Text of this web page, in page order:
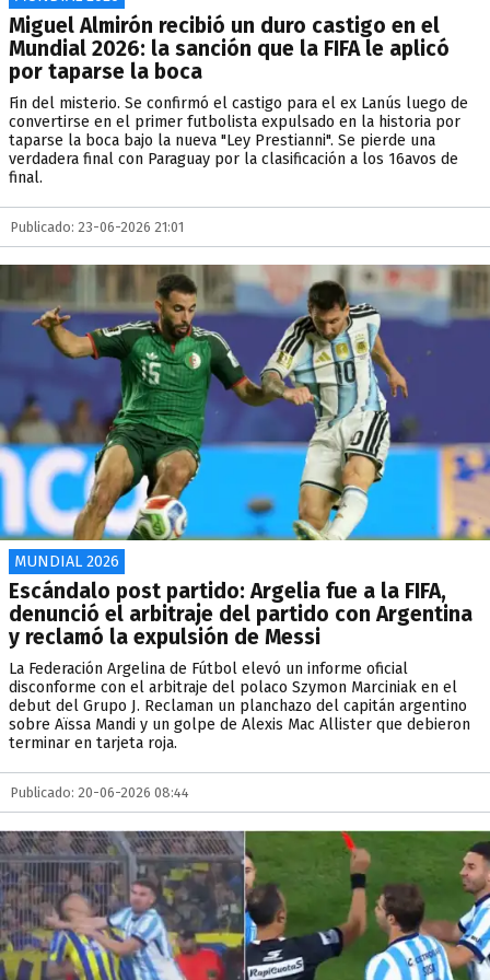
Miguel Almirón recibió un duro castigo en el
Mundial 2026: la sanción que la FIFA le aplicó
por taparse la boca
Fin del misterio. Se confirmó el castigo para el ex Lanús luego de
convertirse en el primer futbolista expulsado en la historia por
taparse la boca bajo la nueva "Ley Prestianni". Se pierde una
verdadera final con Paraguay por la clasificación a los 16avos de
final.
Publicado: 23-06-2026 21:01
MUNDIAL 2026
Escándalo post partido: Argelia fue a la FIFA,
denunció el arbitraje del partido con Argentina
y reclamó la expulsión de Messi
La Federación Argelina de Fútbol elevó un informe oficial
disconforme con el arbitraje del polaco Szymon Marciniak en el
debut del Grupo J. Reclaman un planchazo del capitán argentino
sobre Aïssa Mandi y un golpe de Alexis Mac Allister que debieron
terminar en tarjeta roja.
Publicado: 20-06-2026 08:44